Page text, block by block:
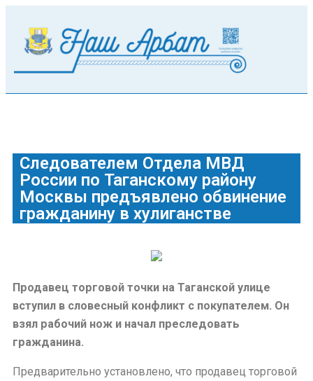
Следователем Отдела МВД
России по Таганскому району
Москвы предъявлено обвинение
гражданину в хулиганстве
Продавец торговой точки на Таганской улице
вступил в словесный конфликт с покупателем. Он
взял рабочий нож и начал преследовать
гражданина.
Предварительно установлено, что продавец торговой